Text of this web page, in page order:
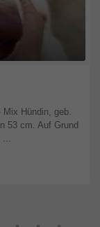
Mix Hündin, geb.
53 cm. Auf Grund
...